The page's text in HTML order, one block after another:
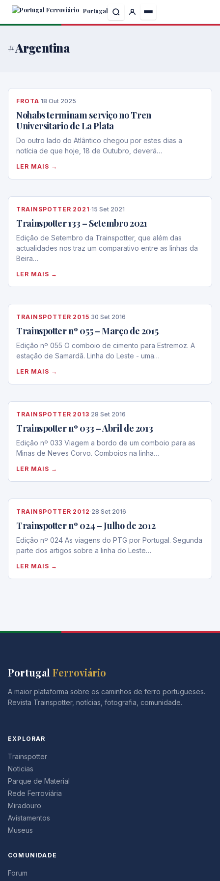
Skip
content
Portugal
#Argentina
FROTA·18 Out 2025
Nohabs terminam serviço no Tren
Universitario de La Plata
Do outro lado do Atlântico chegou por estes dias a
notícia de que hoje, 18 de Outubro, deverá…
LER MAIS →
TRAINSPOTTER 2021 ·15 Set 2021
Trainspotter 133 – Setembro 2021
Edição de Setembro da Trainspotter, que além das
actualidades nos traz um comparativo entre as linhas da
Beira…
LER MAIS →
TRAINSPOTTER 2015·30 Set 2016
Trainspotter nº 055 – Março de 2015
Edição nº 055 O comboio de cimento para Estremoz. A
estação de Samardã. Linha do Leste - uma…
LER MAIS →
TRAINSPOTTER 2013·28 Set 2016
Trainspotter nº 033 – Abril de 2013
Edição nº 033 Viagem a bordo de um comboio para as
Minas de Neves Corvo. Comboios na linha…
LER MAIS →
TRAINSPOTTER 2012 ·28 Set 2016
Trainspotter nº 024 – Julho de 2012
Edição nº 024 As viagens do PTG por Portugal. Segunda
parte dos artigos sobre a linha do Leste…
LER MAIS →
Portugal Ferroviário
A maior plataforma sobre os caminhos de ferro portugueses.
Revista Trainspotter, notícias, fotografia, comunidade.
EXPLORAR
Trainspotter
Noticias
Parque de Material
Rede Ferroviária
Miradouro
Avistamentos
Museus
COMUNIDADE
Forum